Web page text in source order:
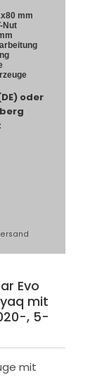
mm
Nut
oder
Evo
mit
, 5-
mit